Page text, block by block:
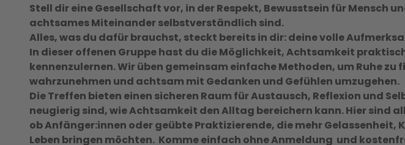
k
e
i
t
e
r
l
e
b
e
Stell dir eine Gesellschaft vor, in der Respekt, Bewusstsein für Mensch
achtsames Miteinander selbstverständlich sind.
Alles, was du dafür brauchst, steckt bereits in dir: deine volle
In dieser offenen Gruppe hast du die Möglichkeit, Achtsamkeit
kennenzulernen. Wir üben gemeinsam einfache Methoden, um Ruhe zu
wahrzunehmen und achtsam mit Gedanken und Gefühlen umzugehen.
Die Treffen bieten einen sicheren Raum für Austausch, Reflexion und
neugierig sind, wie Achtsamkeit den Alltag bereichern kann. Hier sind
ob Anfänger:innen oder geübte Praktizierende, die mehr Gelassenheit,
Leben bringen möchten. Komme einfach ohne Anmeldung und